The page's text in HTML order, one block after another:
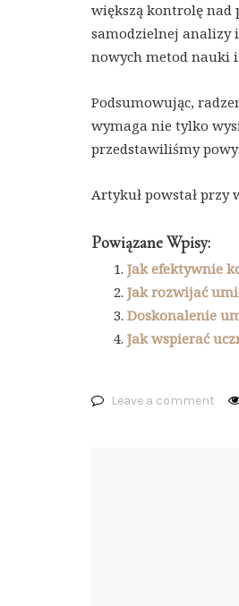
większą kontrolę nad
samodzielnej analizy
nowych metod nauki
Podsumowując,
wymaga nie tylko
przedstawiliśmy
Artykuł powstał przy
Powiązane Wpisy:
Jak efektywnie
Jak rozwijać
Doskonalenie
Jak wspierać
Leave a comment